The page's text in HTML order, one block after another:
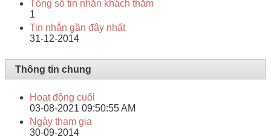
Tổng số tin nhắn khách thăm
1
Tin nhắn gần đây nhất
31-12-2014
Thông tin chung
Hoạt động cuối
03-08-2021 09:50:55 AM
Ngày tham gia
30-09-2014